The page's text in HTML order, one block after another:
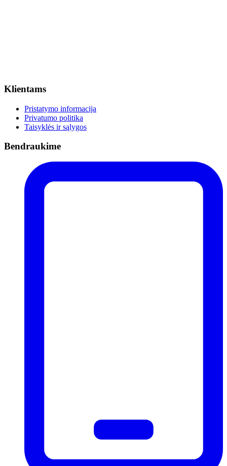
Klientams
Pristatymo informacija
Privatumo politika
Taisyklės ir sąlygos
Bendraukime